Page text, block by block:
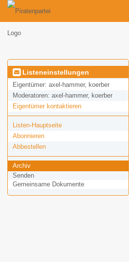
Listeneinstellungen
Eigentümer: axel-hammer, koerber
Moderatoren: axel-hammer, koerber
Eigentümer kontaktieren
Listen-Hauptseite
Abonnieren
Abbestellen
Archiv
Senden
Gemeinsame Dokumente